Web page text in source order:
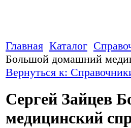
Главная Каталог
Большой домашний
Вернуться к:
Сергей Зайцев
медицинский